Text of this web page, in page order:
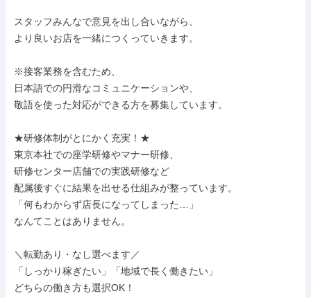
スタッフみんなで意見を出し合いながら、
より良いお店を一緒につくっていきます。
※接客業務を含むため、
日本語での円滑なコミュニケーションや、
敬語を使った対応ができる方を募集しています。
★研修体制がとにかく充実！★
東京本社での座学研修やマナー研修、
研修センター店舗での実践研修など
配属後すぐに結果を出せる仕組みが整っています。
「何もわからず店長になってしまった…」
なんてことはありません。
＼転勤あり・なし選べます／
「しっかり稼ぎたい」「地域で長く働きたい」
どちらの働き方も選択OK！